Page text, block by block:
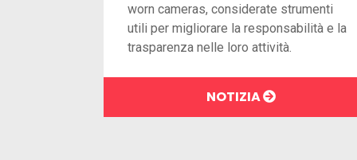
worn cameras, considerate strumenti
utili per migliorare la responsabilità e la
trasparenza nelle loro attività.
NOTIZIA